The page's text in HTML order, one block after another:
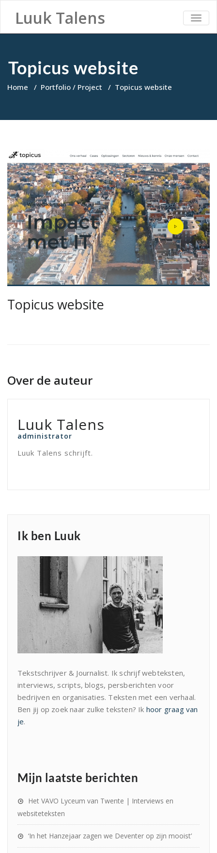
Luuk Talens
Topicus website
Home / Portfolio / Project / Topicus website
Topicus website
Over de auteur
Luuk Talens
administrator
Luuk Talens schrijft.
Ik ben Luuk
Tekstschrijver & Journalist. Ik schrijf webteksten,
interviews, scripts, blogs, persberichten voor
bedrijven en organisaties. Teksten met een verhaal.
Ben jij op zoek naar zulke teksten? Ik hoor graag van
je.
Mijn laatste berichten
Het VAVO Lyceum van Twente | Interviews en
websiteteksten
‘In het Hanzejaar zagen we Deventer op zijn mooist’